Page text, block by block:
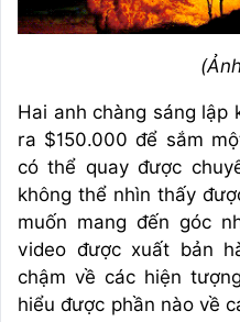
Hai anh chàng sáng lập
ra $150.000 để sắm
có thể quay được
không thể nhìn thấy
muốn mang đến góc
video được xuất bản
chậm về các hiện
hiểu được phần nào về